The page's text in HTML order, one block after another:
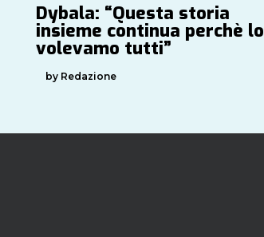
Dybala: “Questa storia
insieme continua perchè lo
volevamo tutti”
by Redazione